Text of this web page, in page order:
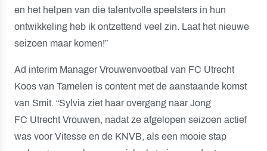
en het helpen van die talentvolle speelsters in hun
ontwikkeling heb ik ontzettend veel zin. Laat het nieuwe
seizoen maar komen!”
Ad interim Manager Vrouwenvoetbal van FC Utrecht
Koos van Tamelen is content met de aanstaande komst
van Smit. “Sylvia ziet haar overgang naar Jong
FC Utrecht Vrouwen, nadat ze afgelopen seizoen actief
was voor Vitesse en de KNVB, als een mooie stap